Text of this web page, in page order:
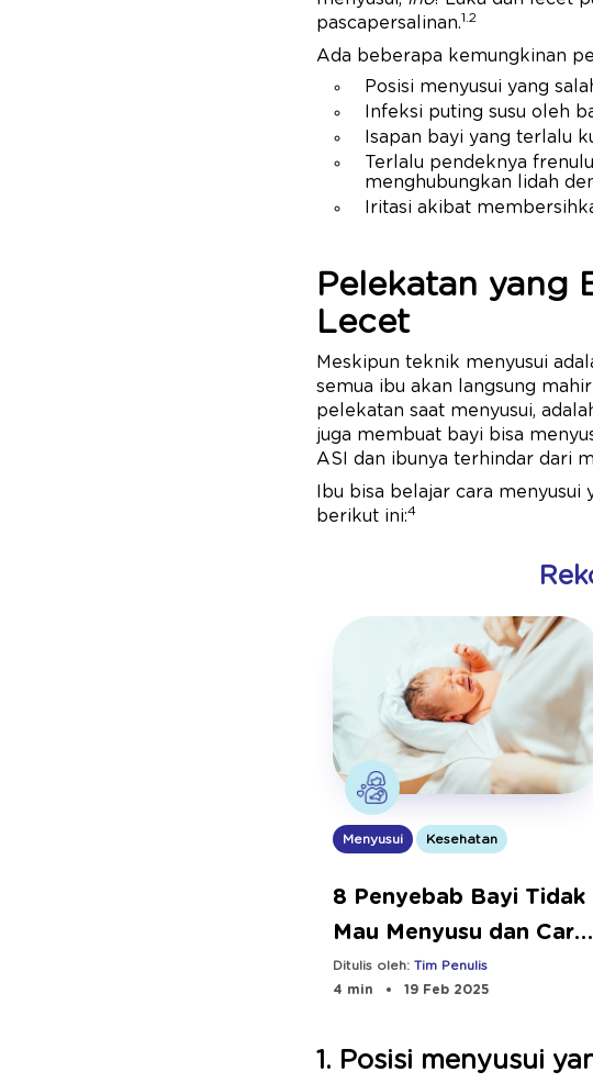
pascapersalinan.1.2
Ada beberapa kemungkinan
Posisi menyusui yang
Infeksi puting susu oleh
Isapan bayi yang terlalu
Terlalu pendeknya
menghubungkan lidah
Iritasi akibat
Pelekatan yang
Lecet
Meskipun teknik menyusui
semua ibu akan langsung
pelekatan saat menyusui,
juga membuat bayi bisa
ASI dan ibunya terhindar dari
Ibu bisa belajar cara
berikut ini:4
Menyusui Kesehatan
8 Penyebab Bayi Tidak
Mau Menyusu dan Cara
Mengatasinya
Ditulis oleh: Tim Penulis
4 min
19 Feb 2025
1. Posisi menyusui